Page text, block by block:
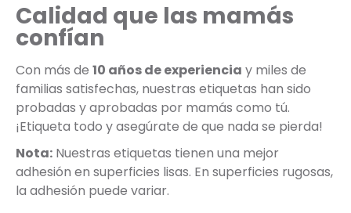
Calidad que las mamás
confían
Con más de 10 años de experiencia y miles de
familias satisfechas, nuestras etiquetas han sido
probadas y aprobadas por mamás como tú.
¡Etiqueta todo y asegúrate de que nada se pierda!
Nota: Nuestras etiquetas tienen una mejor
adhesión en superficies lisas. En superficies rugosas,
la adhesión puede variar.